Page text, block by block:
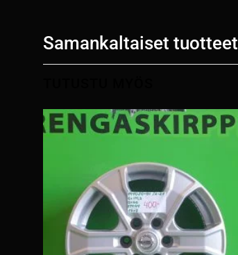
Samankaltaiset tuotteet